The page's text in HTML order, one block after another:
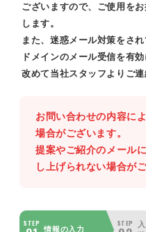
ございますので、ご使用を
します。
また、迷惑メール対策をさ
ドメインのメール受信を有効
改めて当社スタッフよりご連
お問い合わせの内容に
場合がございます。
提案やご紹介のメール
し上げられない場合が
STEP
情報の入力
STEP